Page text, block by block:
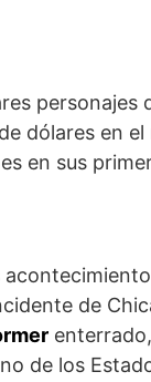
personajes
dólares en
en sus
de
de los